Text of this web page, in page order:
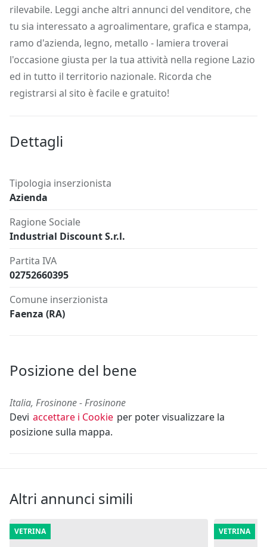
rilevabile. Leggi anche altri annunci del venditore, che
tu sia interessato a agroalimentare, grafica e stampa,
ramo d'azienda, legno, metallo - lamiera troverai
l'occasione giusta per la tua attività nella regione Lazio
ed in tutto il territorio nazionale. Ricorda che
registrarsi al sito è facile e gratuito!
Dettagli
Tipologia inserzionista
Azienda
Ragione Sociale
Industrial Discount S.r.l.
Partita IVA
02752660395
Comune inserzionista
Faenza (RA)
Posizione del bene
Italia, Frosinone - Frosinone
Devi accettare i Cookie per poter visualizzare la
posizione sulla mappa.
Altri annunci simili
VETRINA VETRINA